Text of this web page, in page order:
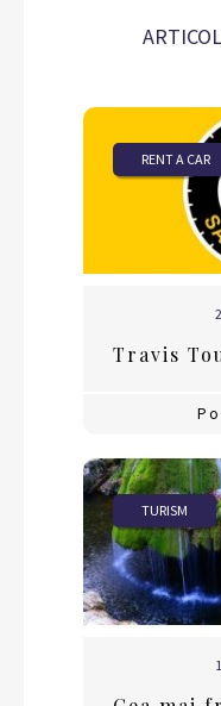
RENT A CAR
TURISM